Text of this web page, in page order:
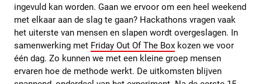
ingevuld kan worden. Gaan we ervoor om een heel weekend
met elkaar aan de slag te gaan? Hackathons vragen vaak
het uiterste van mensen en slapen wordt overgeslagen. In
samenwerking met Friday Out Of The Box kozen we voor
één dag. Zo kunnen we met een kleine groep mensen
ervaren hoe de methode werkt. De uitkomsten blijven